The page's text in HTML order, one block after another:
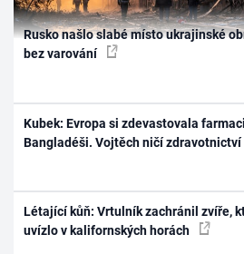
Rusko našlo slabé místo ukrajinské
bez varování
Kubek: Evropa si zdevastovala
Bangladéši. Vojtěch ničí zdravotnictví
Létající kůň: Vrtulník zachránil zvíře,
uvízlo v kalifornských horách